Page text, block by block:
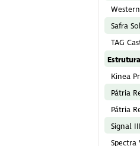
Safra
TAG
Kinea
Pátria
Pátria
Signal
Spectra